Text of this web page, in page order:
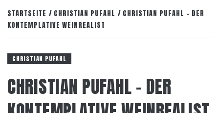
STARTSEITE CHRISTIAN PUFAHL
CHRISTIAN PUFAHL – DER
KONTEMPLATIVE WEINREALIST
CHRISTIAN PUFAHL
CHRISTIAN PUFAHL – DER